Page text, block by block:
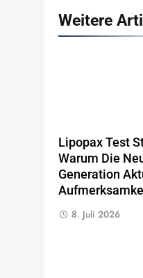
Weitere
Lipopax Test
Warum Die
Generation
8. Juli 2026